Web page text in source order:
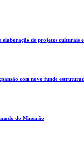
de projetos culturais
com novo fundo
do Mineirão